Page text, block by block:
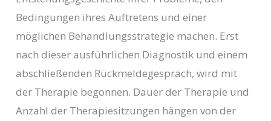
Bedingungen ihres Auftretens und einer
möglichen Behandlungsstrategie machen. Erst
nach dieser ausführlichen Diagnostik und einem
abschließenden Rückmeldegespräch, wird mit
der Therapie begonnen. Dauer der Therapie und
Anzahl der Therapiesitzungen hängen von der